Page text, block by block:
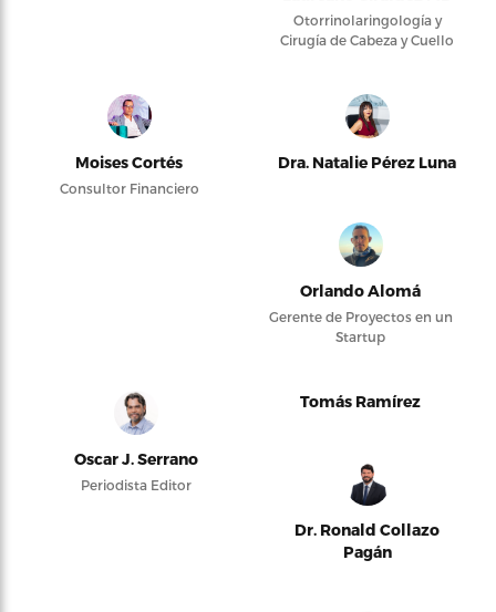
Otorrinolaringología y
Cirugía de Cabeza y Cuello
Moises Cortés
Consultor Financiero
Dra. Natalie Pérez Luna
Orlando Alomá
Gerente de Proyectos en un
Startup
Oscar J. Serrano
Periodista Editor
Tomás Ramírez
Dr. Ronald Collazo
Pagán